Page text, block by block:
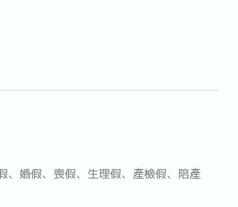
、婚假、喪假、生理假、產檢假、陪產